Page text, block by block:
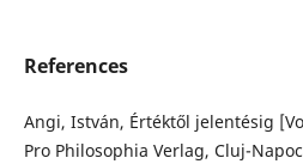
References
Angi, István, Értéktől jelentésig
Pro Philosophia Verlag, Cluj-